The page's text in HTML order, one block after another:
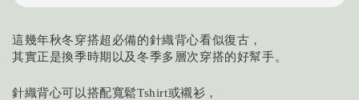
這幾年秋冬穿搭超必備的針織背心看似復古，
其實正是換季時期以及冬季多層次穿搭的好幫手。
針織背心可以搭配寬鬆Tshirt或襯衫，